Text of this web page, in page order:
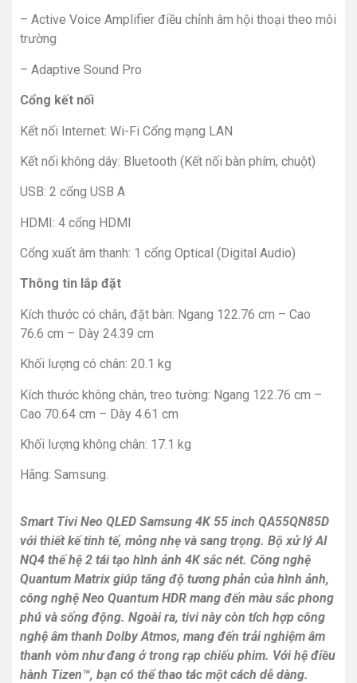
– Active Voice Amplifier điều chỉnh âm hội thoại theo môi
trường
– Adaptive Sound Pro
Cổng kết nối
Kết nối Internet: Wi-Fi Cổng mạng LAN
Kết nối không dây: Bluetooth (Kết nối bàn phím, chuột)
USB: 2 cổng USB A
HDMI: 4 cổng HDMI
Cổng xuất âm thanh: 1 cổng Optical (Digital Audio)
Thông tin lắp đặt
Kích thước có chân, đặt bàn: Ngang 122.76 cm – Cao
76.6 cm – Dày 24.39 cm
Khối lượng có chân: 20.1 kg
Kích thước không chân, treo tường: Ngang 122.76 cm –
Cao 70.64 cm – Dày 4.61 cm
Khối lượng không chân: 17.1 kg
Hãng: Samsung.
Smart Tivi Neo QLED Samsung 4K 55 inch QA55QN85D
với thiết kế tinh tế, mỏng nhẹ và sang trọng. Bộ xử lý AI
NQ4 thế hệ 2 tái tạo hình ảnh 4K sắc nét. Công nghệ
Quantum Matrix giúp tăng độ tương phản của hình ảnh,
công nghệ Neo Quantum HDR mang đến màu sắc phong
phú và sống động. Ngoài ra, tivi này còn tích hợp công
nghệ âm thanh Dolby Atmos, mang đến trải nghiệm âm
thanh vòm như đang ở trong rạp chiếu phim. Với hệ điều
hành Tizen™, bạn có thể thao tác một cách dễ dàng.